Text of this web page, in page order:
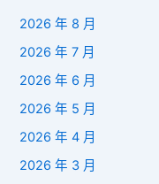
2026 年 8 月
2026 年 7 月
2026 年 6 月
2026 年 5 月
2026 年 4 月
2026 年 3 月